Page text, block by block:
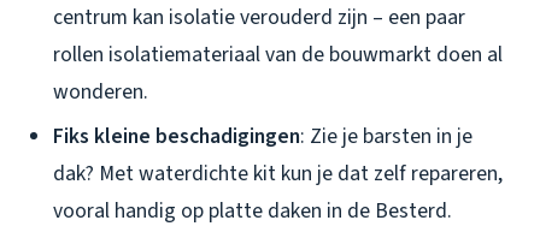
centrum kan isolatie verouderd zijn – een paar
rollen isolatiemateriaal van de bouwmarkt doen al
wonderen.
Fiks kleine beschadigingen: Zie je barsten in je
dak? Met waterdichte kit kun je dat zelf repareren,
vooral handig op platte daken in de Besterd.